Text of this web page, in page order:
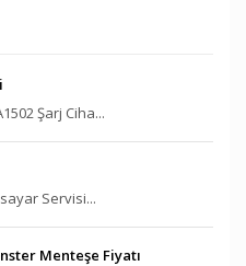
Şarj Ciha...
Servisi...
Menteşe Fiyatı